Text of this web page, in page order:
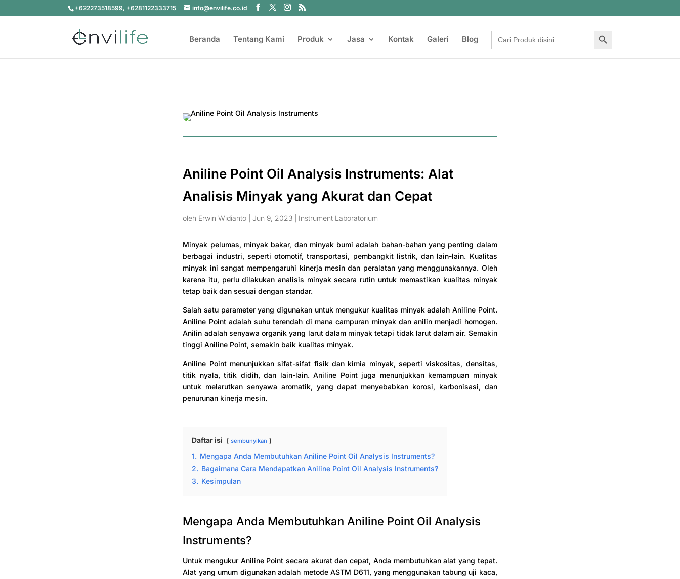
+622273518599, +6281122333715 info@envilife.co.id
Beranda Tentang Kami Produk Jasa Kontak Galeri Blog
Search
for:
Search Button
Aniline Point Oil Analysis Instruments: Alat
Analisis Minyak yang Akurat dan Cepat
oleh Erwin Widianto Jun 9, 2023 Instrument Laboratorium
Minyak pelumas, minyak bakar, dan minyak bumi adalah bahan-bahan yang penting dalam
berbagai industri, seperti otomotif, transportasi, pembangkit listrik, dan lain-lain. Kualitas
minyak ini sangat mempengaruhi kinerja mesin dan peralatan yang menggunakannya. Oleh
karena itu, perlu dilakukan analisis minyak secara rutin untuk memastikan kualitas minyak
tetap baik dan sesuai dengan standar.
Salah satu parameter yang digunakan untuk mengukur kualitas minyak adalah Aniline Point.
Aniline Point adalah suhu terendah di mana campuran minyak dan anilin menjadi homogen.
Anilin adalah senyawa organik yang larut dalam minyak tetapi tidak larut dalam air. Semakin
tinggi Aniline Point, semakin baik kualitas minyak.
Aniline Point menunjukkan sifat-sifat fisik dan kimia minyak, seperti viskositas, densitas,
titik nyala, titik didih, dan lain-lain. Aniline Point juga menunjukkan kemampuan minyak
untuk melarutkan senyawa aromatik, yang dapat menyebabkan korosi, karbonisasi, dan
penurunan kinerja mesin.
Daftar isi sembunyikan
1. Mengapa Anda Membutuhkan Aniline Point Oil Analysis Instruments?
2. Bagaimana Cara Mendapatkan Aniline Point Oil Analysis Instruments?
3. Kesimpulan
Mengapa Anda Membutuhkan Aniline Point Oil Analysis
Instruments?
Untuk mengukur Aniline Point secara akurat dan cepat, Anda membutuhkan alat yang tepat.
Alat yang umum digunakan adalah metode ASTM D611, yang menggunakan tabung uji kaca,